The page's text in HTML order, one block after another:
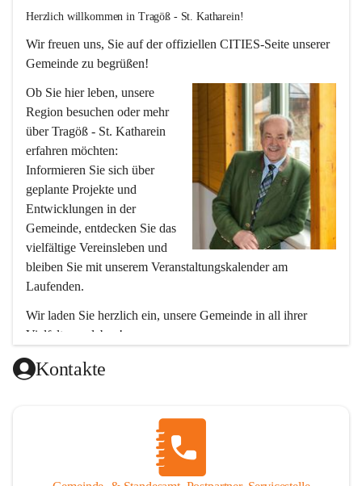
Herzlich willkommen in Tragöß - St. Katharein!
Wir freuen uns, Sie auf der offiziellen CITIES-Seite unserer
Gemeinde zu begrüßen!
Ob Sie hier leben, unsere
Region besuchen oder mehr
über Tragöß - St. Katharein
erfahren möchten:
Informieren Sie sich über
geplante Projekte und
Entwicklungen in der
Gemeinde, entdecken Sie das
vielfältige Vereinsleben und
bleiben Sie mit unserem Veranstaltungskalender am
Laufenden.
Wir laden Sie herzlich ein, unsere Gemeinde in all ihrer
Vielfalt zu erleben!
Ihr Bürgermeister
Hubert Zinner
Tragöß - St. Katharein ist eine im Rahmen der
Kontakte